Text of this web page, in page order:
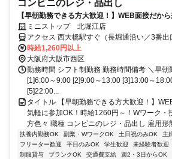
コンビニのレジ・品出し
【早朝勤務できる方大歓迎！】WEB面接だか
OK！時給1260円～！Wワーク・扶養内など週2
ミニストップ 北堀江店
アクセス 西大橋駅すぐ（長堀通沿い／3番
長堀駅からも徒歩圏で通勤しやすい立地 ★北
通勤しやすい環境です ★大阪市西区・中央区
からアクセス可能！ ★その他のアクセス可
駅、心斎橋駅、桜川駅
時給1,260円以上
大阪府大阪市西区
勤務時間 シフト制勤務 勤務時間備考 ＼早朝
[1]6:00～9:00 [2]9:00～13:00 [3]13:00～
[5]22:00...
タイトル 【早朝勤務できる方大歓迎！】
気軽に参加OK！時給1260円～！Wワーク・
方色々 職種 コンビニのレジ・品出し 雇用形
扶養内勤務OK 副業・WワークOK 土日祝のみOK 主
フリーター歓迎
平日のみOK 学生歓迎 未経験者歓迎
制服貸与
ブランクOK 交通費支給 週2・3日からOK